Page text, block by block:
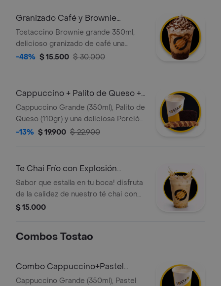
Granizado Café y Brownie
Grande
Tostaccino Brownie grande 350ml,
delicioso granizado de café una
mezcla de café 100 porciento
chantilly, salsa de caramelo y lluvia de
brownie.
-48% $ 15.500 $ 30.000
Cappuccino + Palito de Queso +
Torta
Cappuccino Grande (350ml), Palito de
Queso (110gr) y una deliciosa Porción
de Torta de Chocolate
-13% $ 19.900 $ 22.900
Te Chai Frío con Explosión
Caramelo
Sabor que estalla en tu boca! disfruta
de la calidez de nuestro té chai con
leche cremosa y el toque dulce del
liberan todo su sabor al morderlas.
especias y diversión en cada sorbo.
$ 15.000
Combos Tostao
Combo Cappuccino+Pastel
Pollo+Galleta
Cappuccino Grande (350ml), Pastel